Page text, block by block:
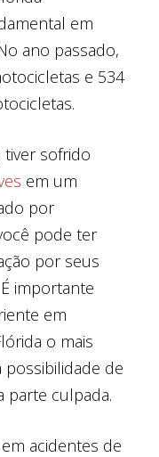
em
ano passado,
e 534
sofrido
em um
por
pode ter
por seus
importante
em
o mais
de
parte culpada.
acidentes de